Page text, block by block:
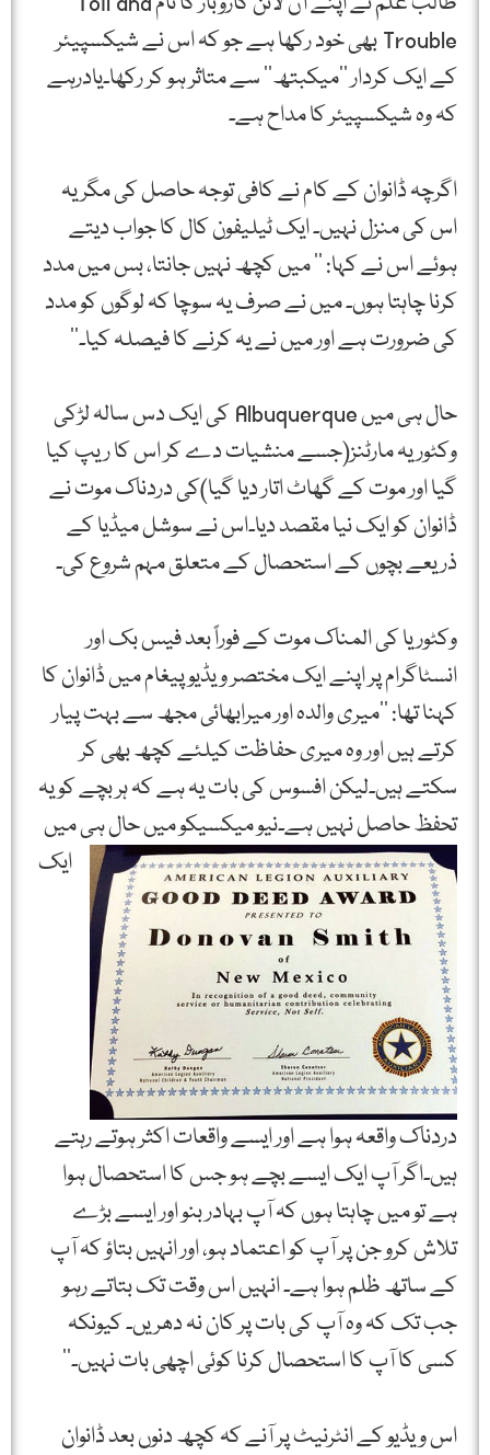
Trouble بھی خود رکھا ہے جو کہ اس نے شیکسپیئر
کے ایک کردار ’’میکبتھ‘‘ سے متاثر ہو کر رکھا۔یادرہے
کہ وہ شیکسپیئر کا مداح ہے۔
اگرچہ ڈانوان کے کام نے کافی توجہ حاصل کی مگر یہ
اس کی منزل نہیں۔ ایک ٹیلیفون کال کا جواب دیتے
ہوئے اس نے کہا: ’’ میں کچھ نہیں جانتا، بس میں مدد
کرنا چاہتا ہوں۔ میں نے صرف یہ سوچا کہ لوگوں کو مدد
کی ضرورت ہے اور میں نے یہ کرنے کا فیصلہ کیا۔‘‘
حال ہی میں Albuquerque کی ایک دس سالہ لڑکی
وکٹوریہ مارٹنز(جسے منشیات دے کر اس کا ریپ کیا
گیا اور موت کے گھاٹ اتار دیا گیا)کی دردناک موت نے
ڈانوان کو ایک نیا مقصد دیا۔اس نے سوشل میڈیا کے
ذریعے بچوں کے استحصال کے متعلق مہم شروع کی۔
وکٹوریا کی المناک موت کے فوراً بعد فیس بک اور
انسٹاگرام پر اپنے ایک مختصر ویڈیو پیغام میں ڈانوان کا
کہنا تھا: ’’میری والدہ اور میرابھائی مجھ سے بہت پیار
کرتے ہیں اور وہ میری حفاظت کیلئے کچھ بھی کر
سکتے ہیں۔لیکن افسوس کی بات یہ ہے کہ ہر بچے کو یہ
تحفظ حاصل نہیںہے۔نیو میکسیکو میں حال ہی میں
ایک
دردناک واقعہ ہوا ہے اور ایسے واقعات اکثر ہوتے رہتے
ہیں۔اگر آپ ایک ایسے بچے ہو جس کا استحصال ہوا
ہے تو میں چاہتا ہوں کہ آپ بہادر بنو اور ایسے بڑے
تلاش کرو جن پر آپ کو اعتماد ہو، اور انہیں بتاؤ کہ آپ
کے ساتھ ظلم ہوا ہے۔ انہیں اس وقت تک بتاتے رہو
جب تک کہ وہ آپ کی بات پر کان نہ دھریں۔ کیونکہ
کسی کا آپ کا استحصال کرنا کوئی اچھی بات نہیں۔‘‘
اس ویڈیو کے انٹرنیٹ پر آنے کہ کچھ دنوں بعد ڈانوان